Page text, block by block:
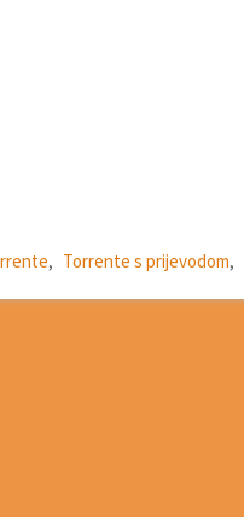
, Torrente s prijevodom,